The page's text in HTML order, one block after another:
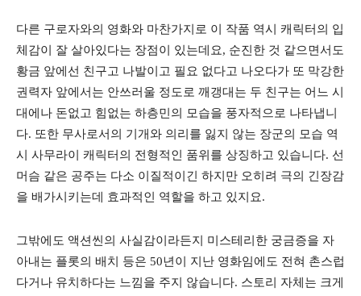
다른 구로자와의 영화와 마찬가지로 이 작품 역시 캐릭터의 입
체감이 잘 살아있다는 장점이 있는데요, 순진한 것 같으면서도
황금 앞에선 친구고 나발이고 필요 없다고 나오다가 또 막강한
권력자 앞에서는 안쓰러울 정도로 깨갱대는 두 친구는 어느 시
대에나 돈없고 힘없는 하층민의 모습을 풍자적으로 나타냅니
다. 또한 무사로서의 기개와 의리를 잃지 않는 장군의 모습 역
시 사무라이 캐릭터의 전형적인 품위를 상징하고 있습니다. 선
머슴 같은 공주는 다소 이질적이긴 하지만 오히려 극의 긴장감
을 배가시키는데 효과적인 역할을 하고 있지요.
그밖에도 액션씬의 사실감이라든지 미스테리한 궁금증을 자
아내는 플롯의 배치 등은 50년이 지난 영화임에도 전혀 촌스럽
다거나 유치하다는 느낌을 주지 않습니다. 스토리 자체는 크게